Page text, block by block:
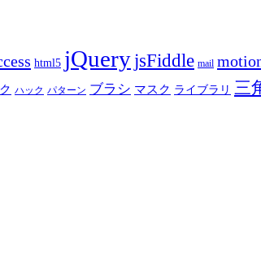
html5 jQuery jsFiddle mail
ハック パターン ブラシ マスク ライブラリ 三